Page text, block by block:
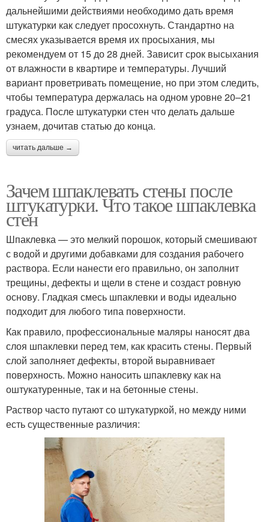
дальнейшими действиями необходимо дать время
штукатурки как следует просохнуть. Стандартно на
смесях указывается время их просыхания, мы
рекомендуем от 15 до 28 дней. Зависит срок высыхания
от влажности в квартире и температуры. Лучший
вариант проветривать помещение, но при этом следить,
чтобы температура держалась на одном уровне 20–21
градуса. После штукатурки стен что делать дальше
узнаем, дочитав статью до конца.
читать дальше →
Зачем шпаклевать стены после
штукатурки. Что такое шпаклевка
стен
Шпаклевка — это мелкий порошок, который смешивают
с водой и другими добавками для создания рабочего
раствора. Если нанести его правильно, он заполнит
трещины, дефекты и щели в стене и создаст ровную
основу. Гладкая смесь шпаклевки и воды идеально
подходит для любого типа поверхности.
Как правило, профессиональные маляры наносят два
слоя шпаклевки перед тем, как красить стены. Первый
слой заполняет дефекты, второй выравнивает
поверхность. Можно наносить шпаклевку как на
оштукатуренные, так и на бетонные стены.
Раствор часто путают со штукатуркой, но между ними
есть существенные различия: